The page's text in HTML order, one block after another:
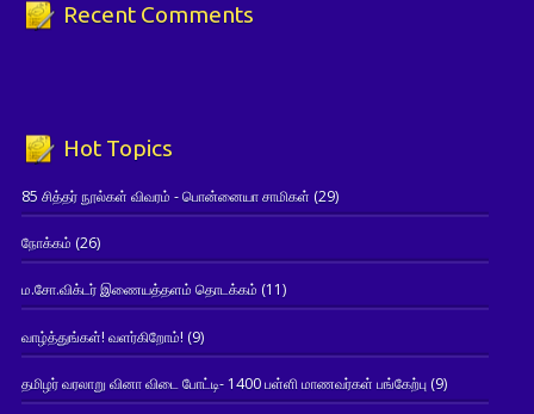
Recent Comments
Hot Topics
85 சித்தர் நூல்கள் விவரம் - பொன்னையா சாமிகள் (29)
நோக்கம் (26)
ம.சோ.விக்டர் இணையத்தளம் தொடக்கம் (11)
வாழ்த்துங்கள்! வளர்கிறோம்! (9)
தமிழர் வரலாறு வினா விடை போட்டி- 1400 பள்ளி மாணவர்கள் பங்கேற்பு(9)